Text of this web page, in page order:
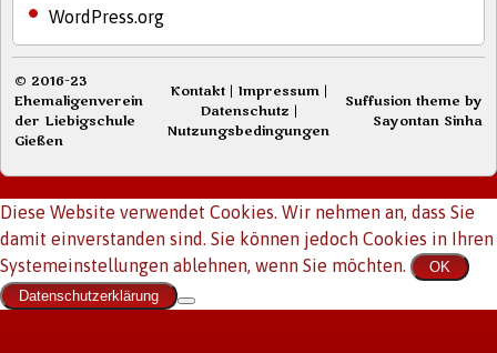
WordPress.org
© 2016-23
Ehemaligenverein
der Liebigschule
Gießen
Kontakt | Impressum |
Datenschutz |
Nutzungsbedingungen
Suffusion theme by
Sayontan Sinha
Diese Website verwendet Cookies. Wir nehmen an, dass Sie
damit einverstanden sind. Sie können jedoch Cookies in Ihren
Systemeinstellungen ablehnen, wenn Sie möchten.
OK
Datenschutzerklärung